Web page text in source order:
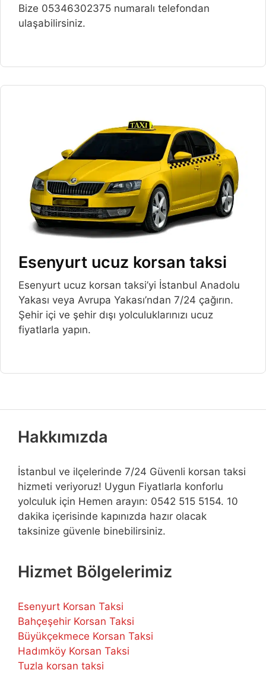
Bize 05346302375 numaralı telefondan
ulaşabilirsiniz.
Esenyurt ucuz korsan taksi
Esenyurt ucuz korsan taksi’yi İstanbul Anadolu
Yakası veya Avrupa Yakası’ndan 7/24 çağırın.
Şehir içi ve şehir dışı yolculuklarınızı ucuz
fiyatlarla yapın.
Hakkımızda
İstanbul ve ilçelerinde 7/24 Güvenli korsan taksi
hizmeti veriyoruz! Uygun Fiyatlarla konforlu
yolculuk için Hemen arayın: 0542 515 5154. 10
dakika içerisinde kapınızda hazır olacak
taksinize güvenle binebilirsiniz.
Hizmet Bölgelerimiz
Esenyurt Korsan Taksi
Bahçeşehir Korsan Taksi
Büyükçekmece Korsan Taksi
Hadımköy Korsan Taksi
Tuzla korsan taksi